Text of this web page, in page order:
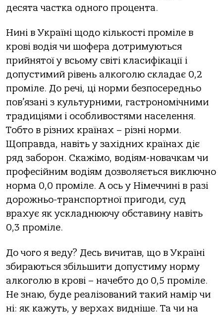
десята частка одного процента.
Нині в Україні щодо кількості проміле в
крові водія чи шофера дотримуються
прийнятої у всьому світі класифікації і
допустимий рівень алкоголю складає 0,2
проміле. До речі, ці норми безпосередньо
пов’язані з культурними, гастрономічними
традиціями і особливостями населення.
Тобто в різних країнах – різні норми.
Щоправда, навіть у західних країнах діє
ряд заборон. Скажімо, водіям-новачкам чи
професійним водіям дозволяється виключно
норма 0,0 проміле. А ось у Німеччині в разі
дорожньо-транспортної пригоди, суд
врахує як ускладнюючу обставину навіть
0,3 проміле.
До чого я веду? Десь вичитав, що в Україні
збираються збільшити допустиму норму
алкоголю в крові – начебто до 0,5 проміле.
Не знаю, буде реалізований такий намір чи
ні: як кажуть, у верхах видніше. Та чи на